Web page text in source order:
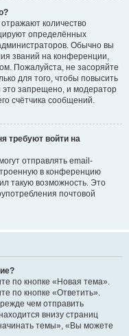
количество
определённых
Обычно вы
званий на конференции,
Пожалуйста, не засоряйте
для того, чтобы повысить
запрещено, и модератор
счётчика сообщений.
требуют войти на
отправлять email-
в конференцию
такую возможность. Это
почтовой
по кнопке «Новая тема».
по кнопке «Ответить».
чем отправить
внизу страниц
темы», «Вы можете